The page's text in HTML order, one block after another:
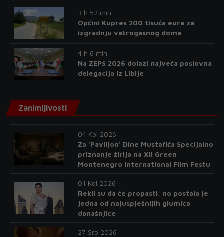
3 h 52 min
Općini Kupres 200 tisuća eura za
izgradnju vatrogasnog doma
4 h 6 min
Na ZEPS 2026 dolazi najveća poslovna
delegacija iz Libije
Zanimljivosti
04 Kol 2026
Za 'Paviljon' Dine Mustafića Specijalno
priznanje žirija na XII Green
Montenegro International Film Festu
01 Kol 2026
Rekli su da će propasti, no postala je
jedna od najuspješnijih glumica
današnjice
27 Srp 2026